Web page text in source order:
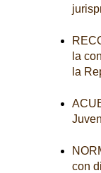
la
la
con